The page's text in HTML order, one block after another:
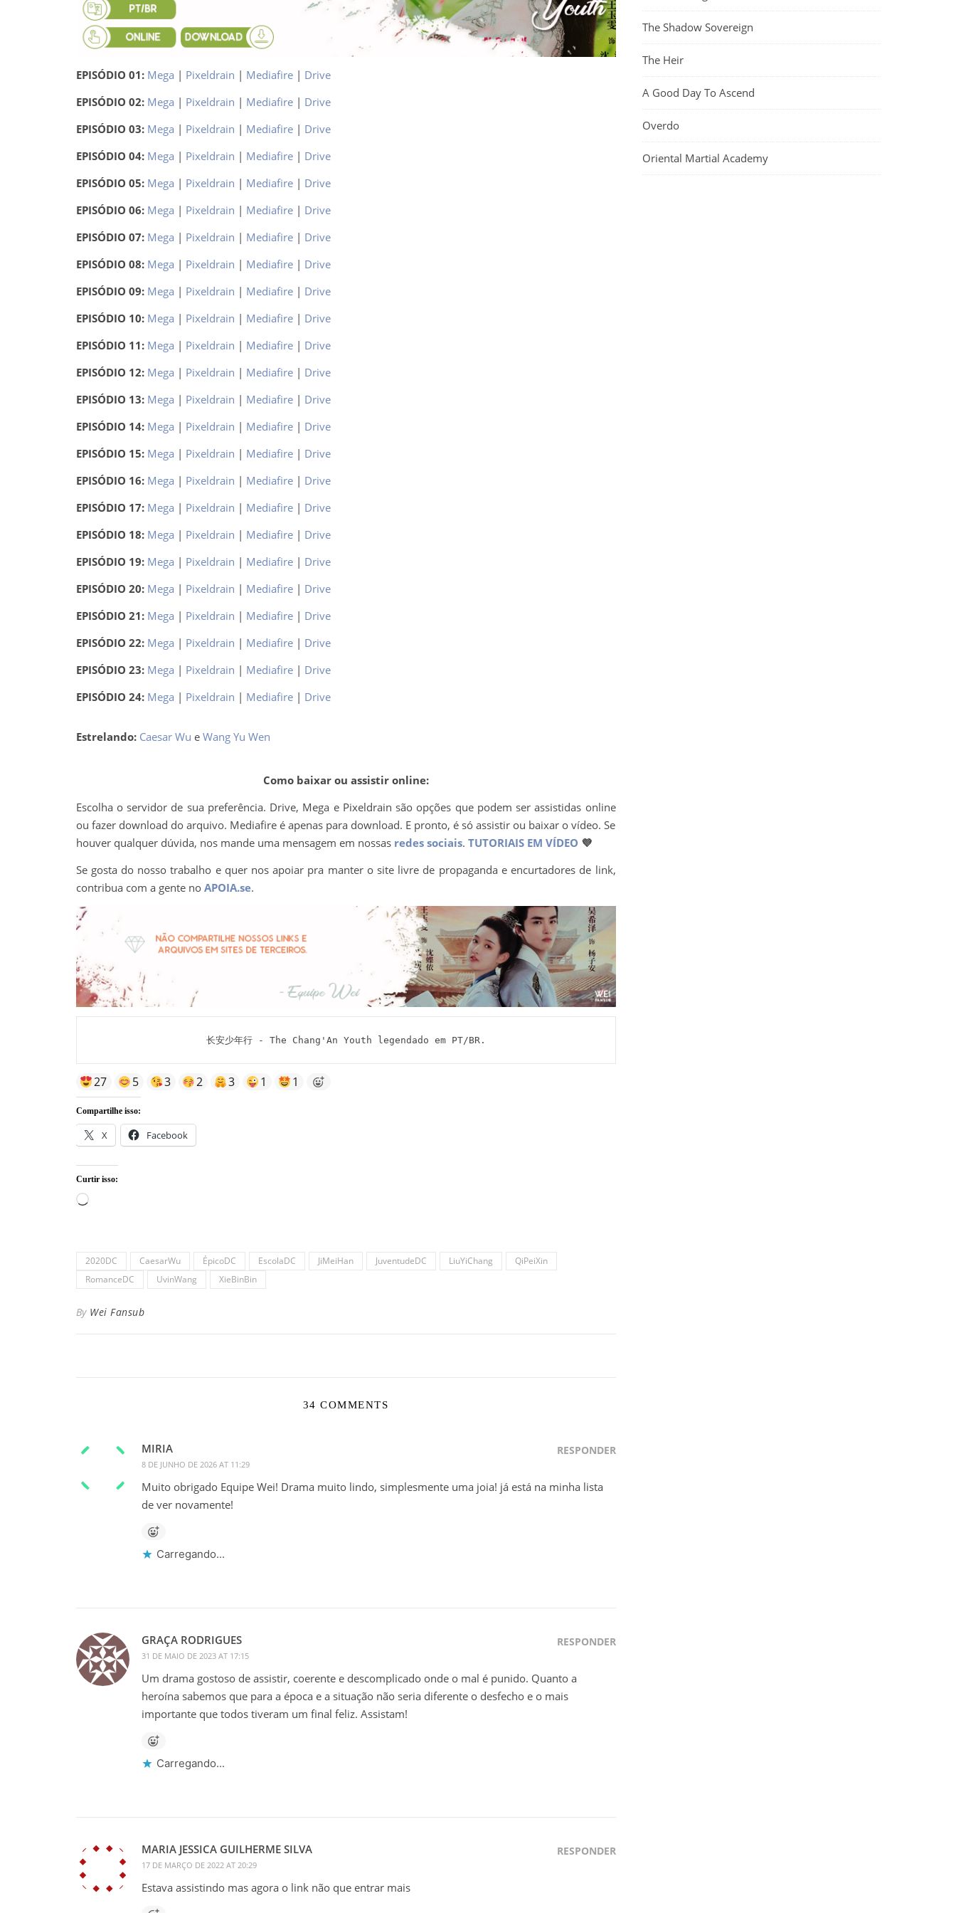
EPISÓDIO 01: Mega | Pixeldrain | Mediafire| Drive
EPISÓDIO 02: Mega | Pixeldrain | Mediafire| Drive
EPISÓDIO 03: Mega | Pixeldrain | Mediafire| Drive
EPISÓDIO 04: Mega | Pixeldrain | Mediafire| Drive
EPISÓDIO 05: Mega | Pixeldrain | Mediafire| Drive
EPISÓDIO 06: Mega | Pixeldrain | Mediafire| Drive
EPISÓDIO 07: Mega | Pixeldrain | Mediafire| Drive
EPISÓDIO 08: Mega | Pixeldrain | Mediafire| Drive
EPISÓDIO 09: Mega | Pixeldrain | Mediafire| Drive
EPISÓDIO 10: Mega | Pixeldrain | Mediafire| Drive
EPISÓDIO 11: Mega | Pixeldrain | Mediafire| Drive
EPISÓDIO 12: Mega | Pixeldrain | Mediafire| Drive
EPISÓDIO 13: Mega | Pixeldrain | Mediafire| Drive
EPISÓDIO 14: Mega | Pixeldrain | Mediafire| Drive
EPISÓDIO 15: Mega | Pixeldrain | Mediafire| Drive
EPISÓDIO 16: Mega | Pixeldrain | Mediafire| Drive
EPISÓDIO 17: Mega | Pixeldrain | Mediafire| Drive
EPISÓDIO 18: Mega | Pixeldrain | Mediafire| Drive
EPISÓDIO 19: Mega | Pixeldrain | Mediafire| Drive
EPISÓDIO 20: Mega | Pixeldrain | Mediafire| Drive
EPISÓDIO 21: Mega | Pixeldrain | Mediafire| Drive
EPISÓDIO 22: Mega | Pixeldrain | Mediafire| Drive
EPISÓDIO 23: Mega | Pixeldrain | Mediafire| Drive
EPISÓDIO 24: Mega | Pixeldrain | Mediafire| Drive
Estrelando: Caesar Wu e Wang Yu Wen
Como baixar ou assistir online:
Escolha o servidor de sua preferência. Drive, Mega e Pixeldrain são opções que podem ser assistidas online
ou fazer download do arquivo. Mediafire é apenas para download. E pronto, é só assistir ou baixar o vídeo. Se
houver qualquer dúvida, nos mande uma mensagem em nossas redes sociais. TUTORIAIS EM VÍDEO 💜
Se gosta do nosso trabalho e quer nos apoiar pra manter o site livre de propaganda e encurtadores de link,
contribua com a gente no APOIA.se.
长安少年行 - The Chang'An Youth legendado em PT/BR.
27 5 3 2 3 1 1
Compartilhe isso:
X Facebook
Curtir isso:
Carregando...
2020DC CaesarWu ÉpicoDC EscolaDC JiMeiHan JuventudeDC LiuYiChang
QiPeiXin
RomanceDC
UvinWang XieBinBin
By Wei Fansub
34 COMMENTS
MIRIA
8 DE JUNHO DE 2026 AT 11:29
RESPONDER
Muito obrigado Equipe Wei! Drama muito lindo, simplesmente uma joia! já está na minha lista
de ver novamente!
Carregando...
GRAÇA RODRIGUES
31 DE MAIO DE 2023 AT 17:15
RESPONDER
Um drama gostoso de assistir, coerente e descomplicado onde o mal é punido. Quanto a
heroína sabemos que para a época e a situação não seria diferente o desfecho e o mais
importante que todos tiveram um final feliz. Assistam!
Carregando...
MARIA JESSICA GUILHERME SILVA
17 DE MARÇO DE 2022 AT 20:29
RESPONDER
Estava assistindo mas agora o link não que entrar mais
The Shadow Sovereign
The Heir
A Good Day To Ascend
Overdo
Oriental Martial Academy